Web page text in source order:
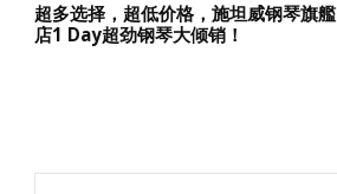
超多选择，超低价格，施坦威钢琴旗艦
店1 Day超劲钢琴大倾销！